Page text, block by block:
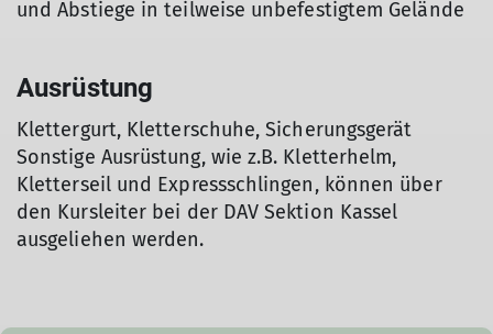
und Abstiege in teilweise unbefestigtem Gelände
Ausrüstung
Klettergurt, Kletterschuhe, Sicherungsgerät
Sonstige Ausrüstung, wie z.B. Kletterhelm,
Kletterseil und Expressschlingen, können über
den Kursleiter bei der DAV Sektion Kassel
ausgeliehen werden.